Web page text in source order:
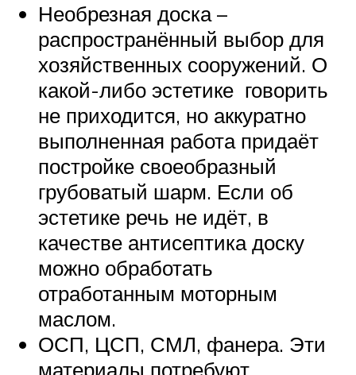
Необрезная доска –
распространённый выбор для
хозяйственных сооружений. О
какой-либо эстетике говорить
не приходится, но аккуратно
выполненная работа придаёт
постройке своеобразный
грубоватый шарм. Если об
эстетике речь не идёт, в
качестве антисептика доску
можно обработать
отработанным моторным
маслом.
ОСП, ЦСП, СМЛ, фанера. Эти
материалы потребуют